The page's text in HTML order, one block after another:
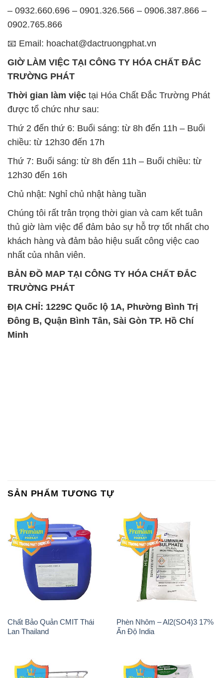
– 0932.660.696 – 0901.326.566 – 0906.387.866 –
0902.765.866
📧 Email: hoachat@dactruongphat.vn
GIỜ LÀM VIỆC TẠI CÔNG TY HÓA CHẤT ĐẮC
TRƯỜNG PHÁT
Thời gian làm việc tại Hóa Chất Đắc Trường Phát
được tổ chức như sau:
Thứ 2 đến thứ 6: Buổi sáng: từ 8h đến 11h – Buổi
chiều: từ 12h30 đến 17h
Thứ 7: Buổi sáng: từ 8h đến 11h – Buổi chiều: từ
12h30 đến 16h
Chủ nhật: Nghỉ chủ nhật hàng tuần
Chúng tôi rất trân trọng thời gian và cam kết tuân
thủ giờ làm việc để đảm bảo sự hỗ trợ tốt nhất cho
khách hàng và đảm bảo hiệu suất công việc cao
nhất của nhân viên.
BẢN ĐỒ MAP TẠI CÔNG TY HÓA CHẤT ĐẮC
TRƯỜNG PHÁT
ĐỊA CHỈ: 1229C Quốc lộ 1A, Phường Bình Trị
Đông B, Quận Bình Tân, Sài Gòn TP. Hồ Chí
Minh
SẢN PHẨM TƯƠNG TỰ
Chất Bảo Quản CMIT Thái
Lan Thailand
Phèn Nhôm – Al2(SO4)3 17%
Ấn Độ India